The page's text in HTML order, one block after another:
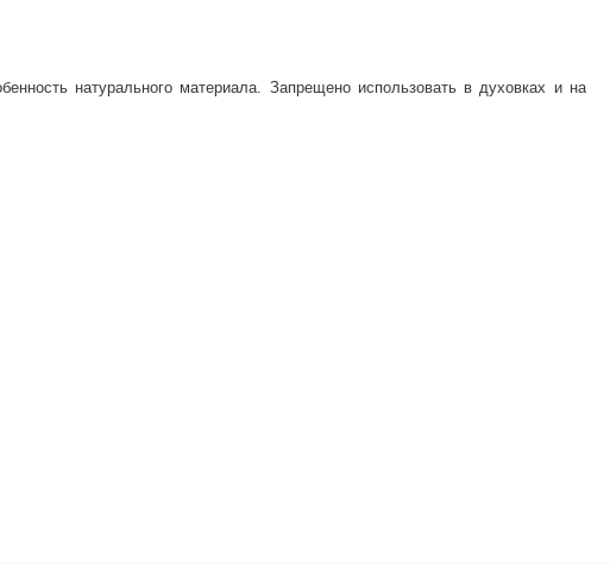
натурального материала. Запрещено использовать в духовках и на